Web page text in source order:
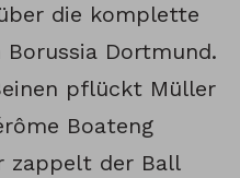
die komplette
Dortmund.
pflückt Müller
Boateng
zappelt der Ball